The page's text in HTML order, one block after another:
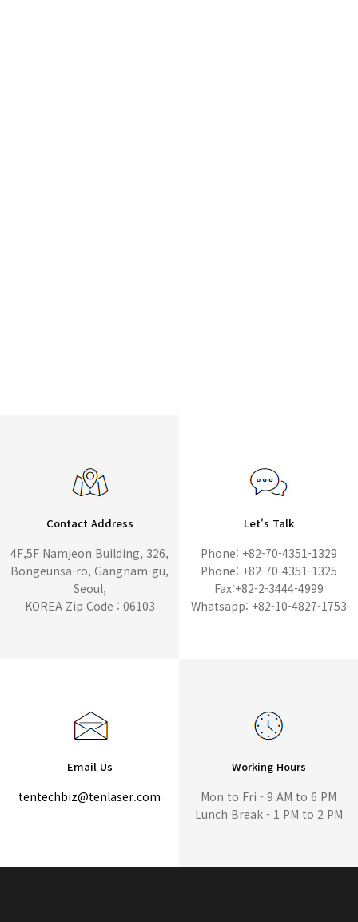
Contact Address
4F,5F Namjeon Building, 326,
Bongeunsa-ro, Gangnam-gu,
Seoul,
KOREA Zip Code : 06103
Let's Talk
Phone: +82-70-4351-1329
Phone: +82-70-4351-1325
Fax:+82-2-3444-4999
Whatsapp: +82-10-4827-1753
Email Us
tentechbiz@tenlaser.com
Working Hours
Mon to Fri - 9 AM to 6 PM
Lunch Break - 1 PM to 2 PM